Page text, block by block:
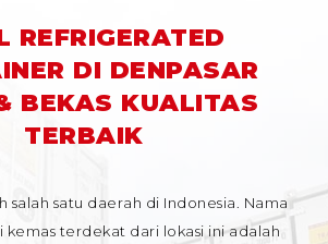
REFRIGERATED
DI DENPASAR
BEKAS KUALITAS
TERBAIK
salah satu daerah di Indonesia. Nama
terdekat dari lokasi ini adalah